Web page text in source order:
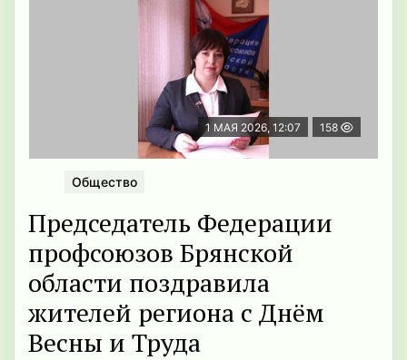
1 МАЯ 2026, 12:07 158
Общество
Председатель Федерации
профсоюзов Брянской
области поздравила
жителей региона с Днём
Весны и Труда